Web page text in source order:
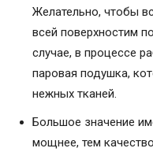
Желательно, чтобы
всей поверхностим
случае, в процессе
паровая подушка,
нежных тканей.
Большое значение
мощнее, тем